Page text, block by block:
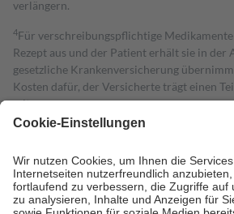
verlängern.
4Für verschreibungspflichtige
Rezept aus und der Patient erhält sie in der
gesetzliche Krankenversicherung
Kosten dafür, der Versicherte trägt einen
mit.
Grundsätzlich leisten Mitglieder
höchstens zehn Euro.
Es sind jedoch nie
Kosten der Leistung zu entrichten.
Diese Regeln gelten grundsätzlich auch für
Bei Heilmitteln und häuslicher